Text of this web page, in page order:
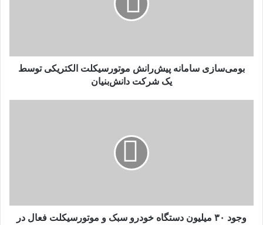
دانش‌بنیان
بومی‌سازی سامانه پیش‌رانش موتورسیکلت الکتریکی توسط
یک شرکت دانش‌بنیان
فعال
وجود ۳۰ میلیون دستگاه خودرو سبک و موتورسیکلت فعال در